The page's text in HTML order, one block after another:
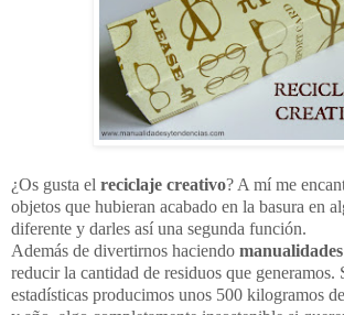
¿Os gusta el reciclaje creativo? A mí me
objetos que hubieran acabado en la basura en
diferente y darles así una segunda función.
Además de divertirnos haciendo manualidades
reducir la cantidad de residuos que generamos.
estadísticas producimos unos 500 kilogramos